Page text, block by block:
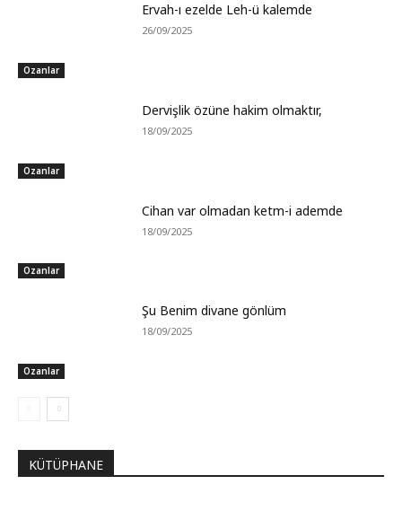
Ozanlar
Ervah-ı ezelde Leh-ü kalemde
26/09/2025
Ozanlar
Dervişlik özüne hakim olmaktır,
18/09/2025
Ozanlar
Cihan var olmadan ketm-i ademde
18/09/2025
Ozanlar
Şu Benim divane gönlüm
18/09/2025
KÜTÜPHANE